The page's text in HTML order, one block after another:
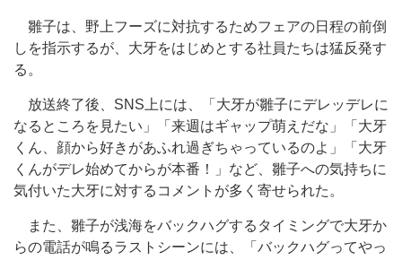
雛子は、野上フーズに対抗するためフェアの日程の前倒
しを指示するが、大牙をはじめとする社員たちは猛反発す
る。
放送終了後、SNS上には、「大牙が雛子にデレッデレに
なるところを見たい」「来週はギャップ萌えだな」「大牙
くん、顔から好きがあふれ過ぎちゃっているのよ」「大牙
くんがデレ始めてからが本番！」など、雛子への気持ちに
気付いた大牙に対するコメントが多く寄せられた。
また、雛子が浅海をバックハグするタイミングで大牙か
らの電話が鳴るラストシーンには、「バックハグってやっ